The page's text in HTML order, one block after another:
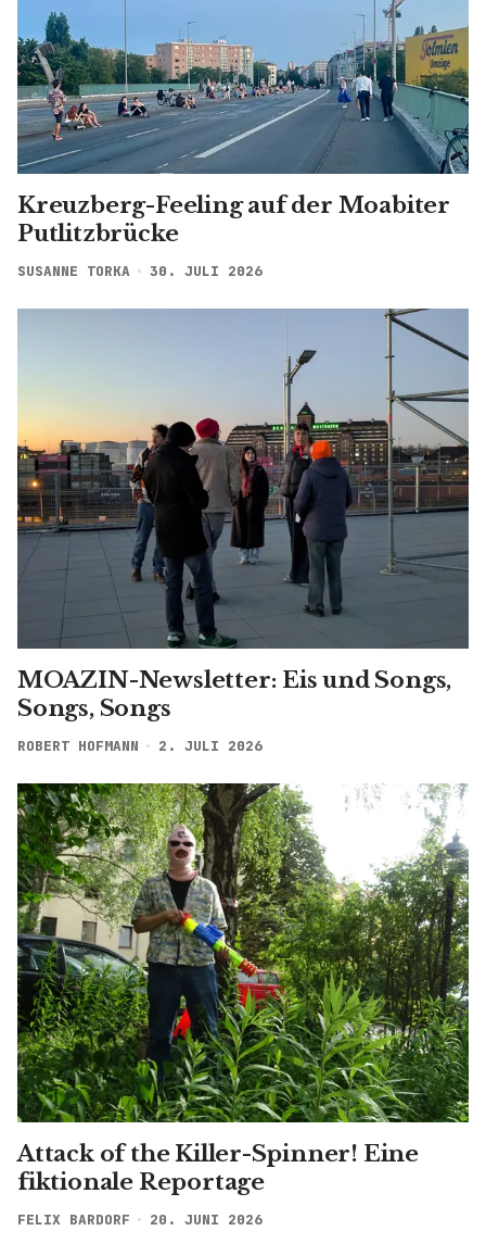
Kreuzberg-Feeling auf der Moabiter
Putlitzbrücke
SUSANNE TORKA 30. JULI 2026
MOAZIN-Newsletter: Eis und Songs,
Songs, Songs
ROBERT HOFMANN 2. JULI 2026
Attack of the Killer-Spinner! Eine
fiktionale Reportage
FELIX BARDORF 20. JUNI 2026